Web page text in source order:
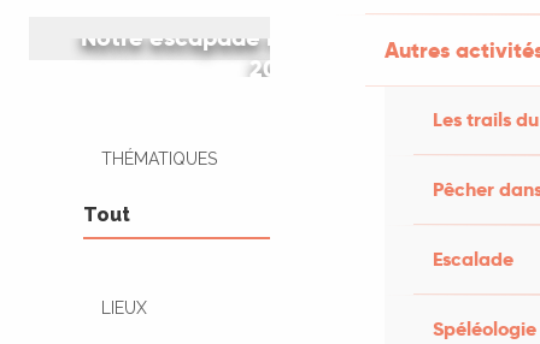
Autres
Les trails
Pêcher
Escalade
Spéléologie
Notre escapade rétro en peugeot
203
THÉMATIQUES
LIEUX